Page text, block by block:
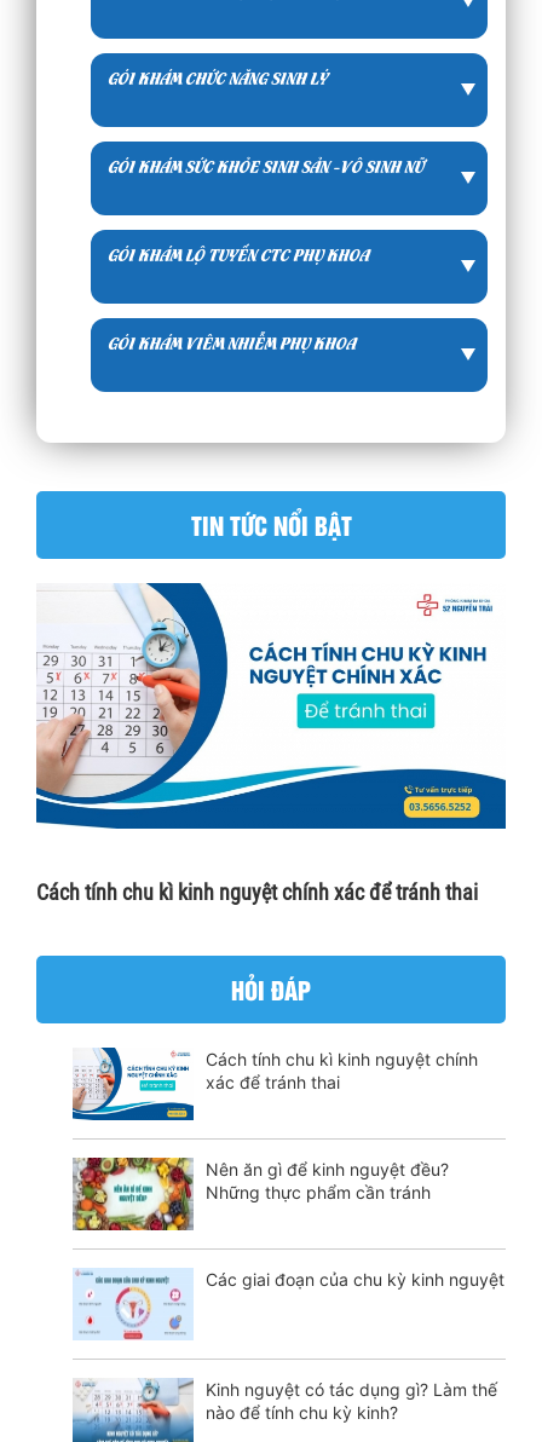
GÓI KHÁM CHỨC NĂNG SINH LÝ
GÓI KHÁM SỨC KHỎE SINH SẢN -VÔ SINH NỮ
GÓI KHÁM LỘ TUYẾN CTC PHỤ KHOA
GÓI KHÁM VIÊM NHIỄM PHỤ KHOA
TIN TỨC NỔI BẬT
Cách tính chu kì kinh nguyệt chính xác để tránh thai
HỎI ĐÁP
Cách tính chu kì kinh nguyệt chính
xác để tránh thai
Nên ăn gì để kinh nguyệt đều?
Những thực phẩm cần tránh
Các giai đoạn của chu kỳ kinh nguyệt
Kinh nguyệt có tác dụng gì? Làm thế
nào để tính chu kỳ kinh?